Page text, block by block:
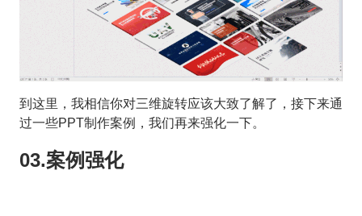
到这里，我相信你对三维旋转应该大致了解了，接下来通
过一些PPT制作案例，我们再来强化一下。
03.案例强化